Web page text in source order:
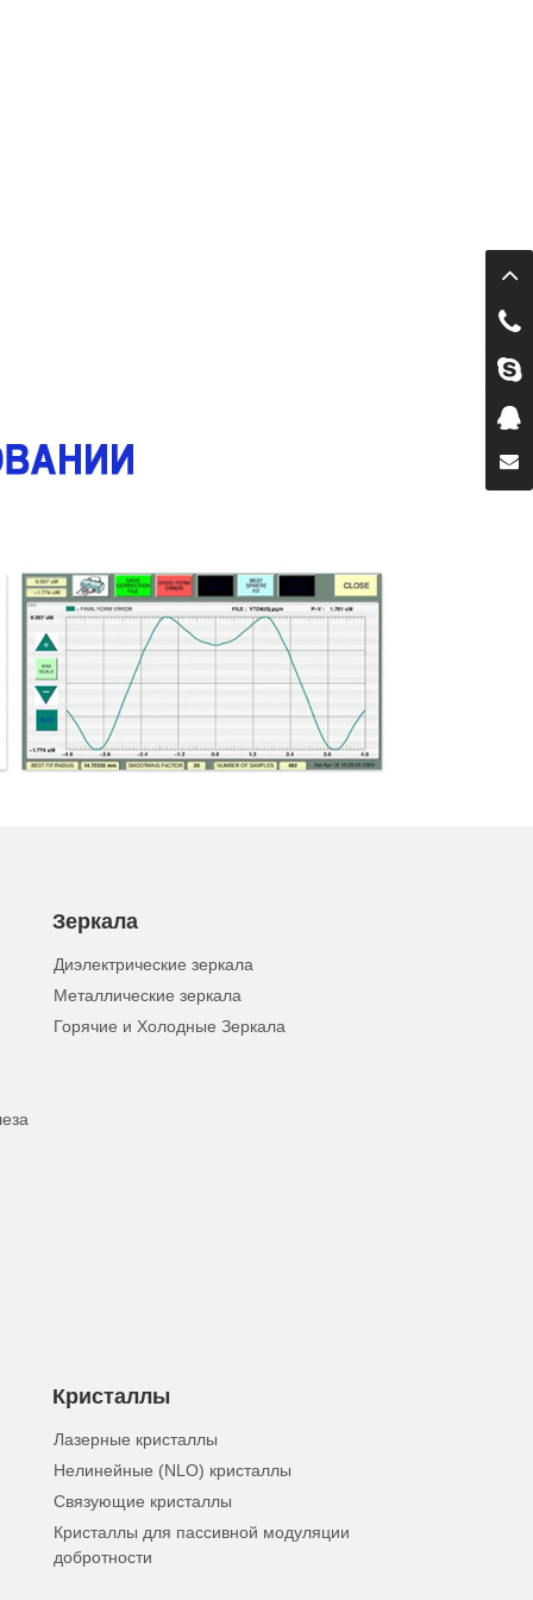
Зеркала
Диэлектрические зеркала
Металлические зеркала
Горячие и Холодные Зеркала
Кристаллы
Лазерные кристаллы
Нелинейные (NLO) кристаллы
Связующие кристаллы
Кристаллы для пассивной модуляции
добротности